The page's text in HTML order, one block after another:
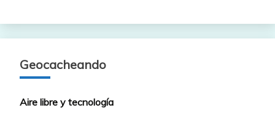
Geocacheando
Aire libre y tecnología